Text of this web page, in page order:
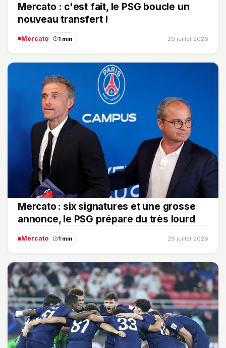
Mercato : c'est fait, le PSG boucle un
nouveau transfert !
Mercato 1 min 29 juillet 2026
Mercato : six signatures et une grosse
annonce, le PSG prépare du très lourd
Mercato 1 min 28 juillet 2026